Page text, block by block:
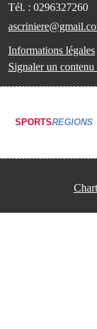
Tél. : 0296327260
Informations légales
Signaler un
SPORTSREGIONS